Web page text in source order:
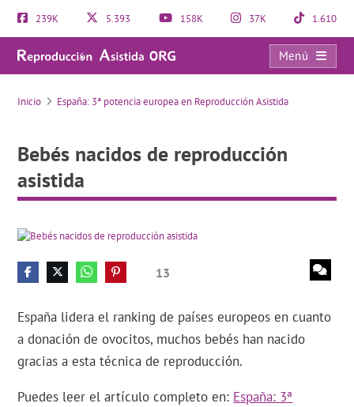
239K 5.393 158K 37K 1.610
Menú
Bebés nacidos de reproducción asistida
Inicio España: 3ª potencia europea en Reproducción Asistida
Bebés nacidos de reproducción
asistida
13
España lidera el ranking de países europeos en cuanto
a donación de ovocitos, muchos bebés han nacido
gracias a esta técnica de reproducción.
Puedes leer el artículo completo en: España: 3ª